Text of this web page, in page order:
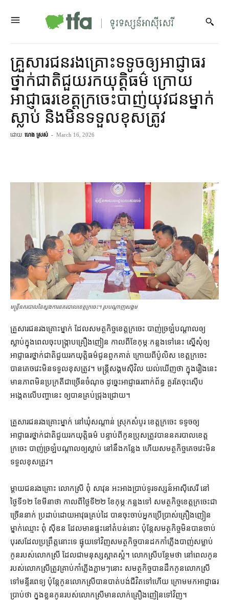
គ្រួសារ​ជនរងគ្រោះ​ទទូច​ឲ្យ​អាជ្ញាធរ​
ថ្នាក់​ជាតិ​ជួយ​រក​យុត្តិធម៌ ក្រោយ​
អាជ្ញាធរ​ខេត្តក្រចេះ​បាញ់​យុវជន​ម្នាក់​
ស្លាប់ និង​មិន​ទទួលខុសត្រូវ
ដោយ ហេង ស្រស់ - March 16, 2026
មន្ត្រីនគរបាលនៃស្នងការនគរបាលខេត្ត​ក្រចេះ។ រូបបណ្ដាញសង្គម
គ្រួសារ​ជនរងគ្រោះ​ម្នាក់ ដែល​សមត្ថកិច្ច​ខេត្ត​ក្រចេះ បាញ់​ច្រឡំ​បណ្ដាល​ឲ្យ​
ស្លាប់​ក្នុង​ពេល​ចុះ​បង្ក្រាប​គ្រឿងញៀន កាលពី​ខែកុម្ភៈ​កន្លង​ទៅ​នេះ ស្នើសុំ​ឲ្យ​
អាជ្ញាធរ​ថ្នាក់​ជាតិ​ជួយ​រក​យុត្តិធម៌​ជូន​ពួកគាត់ ក្រោយពី​ប៉ូលិស ខេត្តក្រចេះ
បាន​គេច​វេះ​មិន​ទទួលខុសត្រូវ​។ មន្ត្រី​សង្គម​ស៊ីវិល យល់​ឃើញ​ថា ក្នុង​រឿង​នេះ​
មាន​ភាព​មិន​ប្រក្រតី​ជាច្រើន​ចំណុច ដូច្នេះ​អាជ្ញាធរ​ពាក់ព័ន្ធ គួរតែ​ចុះ​ស៊ើប
អង្កេត​លើ​បញ្ហា​នេះ ឲ្យ​បាន​គ្រប់​ជ្រុងជ្រោយ។
គ្រួសារ​ជនរងគ្រោះ​ម្នាក់ នៅ​ឃុំ​សណ្ដាន់ ស្រុក​សំបូរ ខេត្តក្រចេះ ទទូច​ឲ្យ​
អាជ្ញាធរ​ថ្នាក់​ជាតិ​ជួយ​រក​យុត្តិធម៌ បន្ទាប់ពី​កូនប្រុស​ត្រូវ​បាន​នគរ​បាល​ខេត្ត
ក្រចេះ បាញ់​ច្រឡំ​បណ្ដាល​ឲ្យ​ស្លាប់ នៅ​នឹង​កន្លែង ហើយ​សមត្ថកិច្ច​គេចវេះ​មិន​
ទទួល​ខុសត្រូវ។
ម្ដាយ​ជនរងគ្រោះ លោកស្រី ពុំ សាវុន អះអាង​ប្រាប់​ទូរទស្សន៍​អាស៊ីសេរី នៅ​
ថ្ងៃទី​១២ ខែ​មីនា​ថា កាលពី​ថ្ងៃទី​២២ ខែ​កុម្ភៈ​កន្លងទៅ សមត្ថកិច្ច​ខេត្តក្រចេះ​ជា
ច្រើន​នាក់ ប្រដាប់​ដោយ​អាវុធ​គ្រប់​ដៃ បាន​ចុះ​ចាប់​អ្នកប្រើប្រាស់​គ្រឿងញៀន​
ម្នាក់​ឈ្មោះ ពុំ ស៊ីឌន ដែល​មាន​ផ្ទះ​នៅ​តំបន់​នោះ ប៉ុន្តែ​សមត្ថកិច្ច​មិនបាន​ចាប់​
បុរស​ដែល​ប្រព្រឹត្ត​នោះ​ទេ ផ្ទុយទៅវិញ​សមត្ថកិច្ច​បាន​ដក​កាំភ្លើង​បាញ់សម្លាប់​
កូន​របស់​លោកស្រី ដែល​ជា​មនុស្ស​ស្អាតស្អំ​។ លោកស្រី​បន្ថែម​ថា នៅពេល​កូន​
របស់​លោកស្រី​ត្រូវ​គ្រាប់កាំភ្លើង​ភ្លាមៗ​នោះ សមត្ថកិច្ច​បាន​ដឹក​កូនលោក​ស្រី​
ទៅ​មន្ទីរពេទ្យ ប៉ុន្តែ​កូនលោក​ស្រី​បាន​បាត់បង់​ជីវិត​ទៅ​ហើយ ក្រោម​មក​អាជ្ញាធរ​
ប្រាប់​ថា ក្នុង​ខ្លួន​កូន​របស់​លោក​ស្រី​មាន​លាក់​គ្រឿងញៀន​ទៅវិញ។